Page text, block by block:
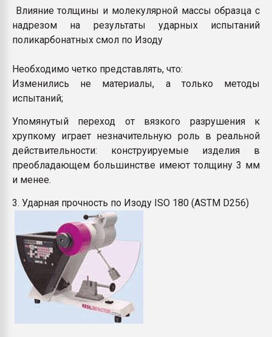
Влияние толщины и молекулярной массы образца с
надрезом на результаты ударных испытаний
поликарбонатных смол по Изоду
Необходимо четко представлять, что:
Изменились не материалы, а только методы
испытаний;
Упомянутый переход от вязкого разрушения к
хрупкому играет незначительную роль в реальной
действительности: конструируемые изделия в
преобладающем большинстве имеют толщину 3 мм
и менее.
3. Ударная прочность по Изоду ISO 180 (ASTM D256)